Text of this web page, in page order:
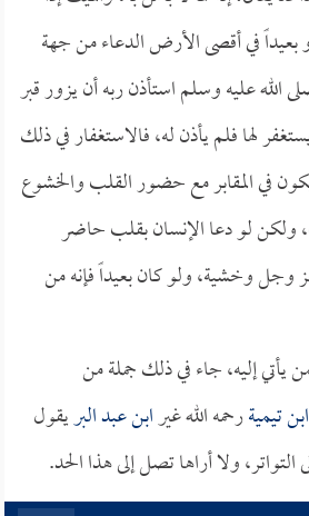
بعيداً في أقصى الأرض الدعاء من جهة
الله عليه وسلم استأذن ربه أن يزور قبر
لها فلم يأذن له، فالاستغفار في ذلك
في المقابر مع حضور القلب والخشوع
ولكن لو دعا الإنسان بقلب حاضر
وجل وخشية، ولو كان بعيداً فإنه من
يأتي إليه، جاء في ذلك جملة من
ابن تيميةرحمه الله غيرابن عبد البريقول
ولا أراها تصل إلى هذا الحد.